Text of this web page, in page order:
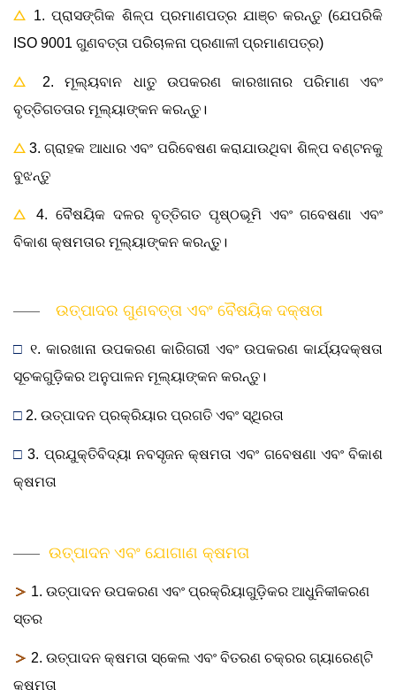
△ 1. ପ୍ରାସଙ୍ଗିକ ଶିଳ୍ପ ପ୍ରମାଣପତ୍ର ଯାଞ୍ଚ କରନ୍ତୁ (ଯେପରିକି
ISO 9001 ଗୁଣବତ୍ତା ପରିଚାଳନା ପ୍ରଣାଳୀ ପ୍ରମାଣପତ୍ର)
△
2. ମୂଲ୍ୟବାନ ଧାତୁ ଉପକରଣ କାରଖାନାର ପରିମାଣ ଏବଂ
ବୃତ୍ତିଗତତାର ମୂଲ୍ୟାଙ୍କନ କରନ୍ତୁ।
△ 3. ଗ୍ରାହକ ଆଧାର ଏବଂ ପରିବେଷଣ କରାଯାଉଥିବା ଶିଳ୍ପ ବଣ୍ଟନକୁ
ବୁଝନ୍ତୁ
△
4. ବୈଷୟିକ ଦଳର ବୃତ୍ତିଗତ ପୃଷ୍ଠଭୂମି ଏବଂ ଗବେଷଣା ଏବଂ
ବିକାଶ କ୍ଷମତାର ମୂଲ୍ୟାଙ୍କନ କରନ୍ତୁ।
ଉତ୍ପାଦର ଗୁଣବତ୍ତା ଏବଂ ବୈଷୟିକ ଦକ୍ଷତା
□ ୧. କାରଖାନା ଉପକରଣ କାରିଗରୀ ଏବଂ ଉପକରଣ କାର୍ଯ୍ୟଦକ୍ଷତା
ସୂଚକଗୁଡ଼ିକର ଅନୁପାଳନ ମୂଲ୍ୟାଙ୍କନ କରନ୍ତୁ।
□ 2. ଉତ୍ପାଦନ ପ୍ରକ୍ରିୟାର ପ୍ରଗତି ଏବଂ ସ୍ଥିରତା
□ 3. ପ୍ରଯୁକ୍ତିବିଦ୍ୟା ନବସୃଜନ କ୍ଷମତା ଏବଂ ଗବେଷଣା ଏବଂ ବିକାଶ
କ୍ଷମତା
ଉତ୍ପାଦନ ଏବଂ ଯୋଗାଣ କ୍ଷମତା
＞ 1. ଉତ୍ପାଦନ ଉପକରଣ ଏବଂ ପ୍ରକ୍ରିୟାଗୁଡ଼ିକର ଆଧୁନିକୀକରଣ
ସ୍ତର
＞ 2. ଉତ୍ପାଦନ କ୍ଷମତା ସ୍କେଲ ଏବଂ ବିତରଣ ଚକ୍ରର ଗ୍ୟାରେଣ୍ଟି
କ୍ଷମତା